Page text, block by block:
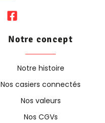
Notre concept
Notre histoire
Nos casiers connectés
Nos valeurs
Nos CGVs